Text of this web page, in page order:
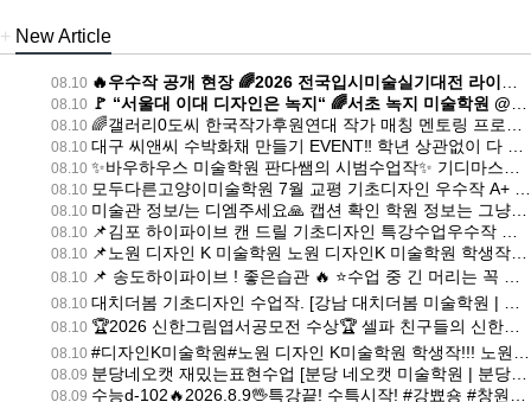
+ New Article
08.10 🔥우수작 공개 현장 🌈2026 전국입시미술실기대전 라이브 [미대입시닷컴 미술학원 | 미대입시닷컴미술학원 미대입시닷컴]
08.10 🚩 “서울대 이대 디자인은 녹지“ 🌈서초 녹지 미술학원 @nokjiart 📍 최상위권 미술대학 1:1 컨설팅 사전예약 안내 [서초 녹지 미술학원 | 서초미술학원 녹지]
08.10 🌈갤러리0도씨 한국작가후원연대 작가 매칭 멘토링 프로그램 🚩너이들 2년후 선정작가전
08.10 대구 씨앤씨 수박화채 만들기 EVENT‼ 학년 상관없이 다 같이 숟가락으로 열심히 수박도 파고 웃으면서 [대구 씨앤씨 미술학원 | 대구미술학원 씨앤씨]
08.10 ✨바우하우스 미술학원 판다쌤의 시범수업작✨ 기디마스터 판다쌤의 실기력을 전수 받고 미대 합격하자🔥🔥🔥 [분당 바우하우스 미술학원 | 분당미술학원 바우하우스]
08.10 모두다른고양이미술학원 7월 교평 기초디자인 우수작 A+ [대구 모두다른고양이 미술학원 | 대구미술학원 모두다른고양이]
08.10 미술관 정보/는 디엠주세요🙏 캡션 확인 학원 정보는 그냥 드립니다. [마산 천년의미소 미술학원 | 마산미술학원 천년의미소]
08.10 📌김포 하이파이브 캔 드릴 기초디자인 특강수업우수작 @gicho_moon @gimpo_hi5 ・・・ [김포 하이파이브 미술학원 | 김포미술학원 하이파이브]
08.10 📌노원 디자인 K 미술학원 노원 디자인K 미술학원 학생작!!!! [노원 디자인K 미술학원 | 노원미술학원 디자인K]
08.10 📌 송도하이파이브 ! 좋은습관 🔥 ⭐️수업 중 긴 머리는 꼭 묶어주세요! [송도 하이파이브입시본원 미술학원 | 송도미술학원 하이파이브입시본원]
08.10 대치더봄 기초디자인 수업작. [강남 대치더봄 미술학원 | 강남미술학원 대치더봄]
08.10 🏆2026 신한그림엽서공모전 수상🏆 셀파 친구들의 신한그림엽서 공모전 [천안 셀파 미술학원 | 천안미술학원 셀파]
08.10 #디자인K미술학원#노원 디자인 K미술학원 학생작!!! 노원 디자인K 노원 디자인k미술학원 [노원 디자인K 미술학원 | 노원미술학원 디자인K]
08.09 분당네오캣 재밌는표현수업 [분당 네오캣 미술학원 | 분당미술학원 네오캣]
08.09 수능d-102🔥2026.8.9🖖특강끝! 수특시작! #강뾰숑 #창원천년의미소 [창원 천년의미소 미술학원 | 창원미술학원 천년의미소]